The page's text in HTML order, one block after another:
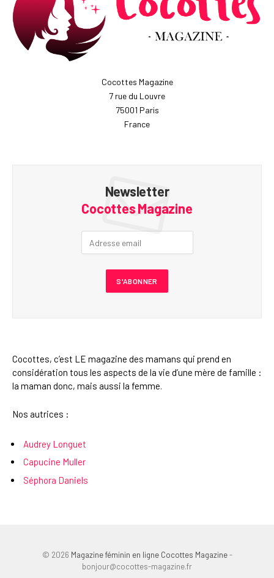
Cocottes Magazine
7 rue du Louvre
75001 Paris
France
Newsletter
Cocottes Magazine
Cocottes, c’est LE magazine des mamans qui prend en
considération tous les aspects de la vie d’une mère de famille :
la maman donc, mais aussi la femme.
Nos autrices :
Audrey Longuet
Capucine Muller
Séphora Daniels
© 2026 Magazine féminin en ligne Cocottes Magazine-
bonjour@cocottes-magazine.fr